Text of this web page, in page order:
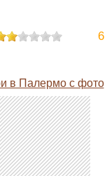
6
в Палермо с фото